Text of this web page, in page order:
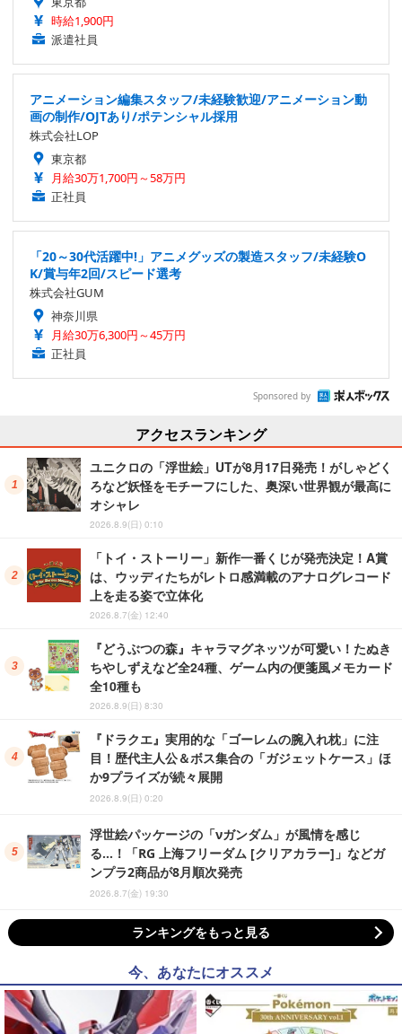
時給1,900円
派遣社員
アニメーション編集スタッフ/未経験歓迎/アニメーション動
画の制作/OJTあり/ポテンシャル採用
株式会社LOP
東京都
月給30万1,700円～58万円
正社員
「20～30代活躍中!」アニメグッズの製造スタッフ/未経験O
K/賞与年2回/スピード選考
株式会社GUM
神奈川県
月給30万6,300円～45万円
正社員
Sponsored by
アクセスランキング
ユニクロの「浮世絵」UTが8月17日発売！がしゃどく
ろなど妖怪をモチーフにした、奥深い世界観が最高に
オシャレ
2026.8.9(日) 0:10
「トイ・ストーリー」新作一番くじが発売決定！A賞
は、ウッディたちがレトロ感満載のアナログレコード
上を走る姿で立体化
2026.8.7(金) 12:40
『どうぶつの森』キャラマグネッツが可愛い！たぬき
ちやしずえなど全24種、ゲーム内の便箋風メモカード
全10種も
2026.8.9(日) 8:30
『ドラクエ』実用的な「ゴーレムの腕入れ枕」に注
目！歴代主人公＆ボス集合の「ガジェットケース」ほ
か9プライズが続々展開
2026.8.9(日) 0:20
浮世絵パッケージの「νガンダム」が風情を感じ
る…！「RG 上海フリーダム [クリアカラー]」などガ
ンプラ2商品が8月順次発売
2026.8.7(金) 19:30
ランキングをもっと見る
今、あなたにオススメ